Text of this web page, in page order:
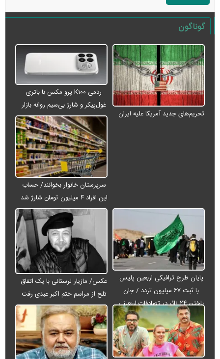
گوناگون
تحریم‌های جدید آمریکا علیه ایران
ردمی K۱۰۰ پرو مکس با باتری
غول‌پیکر و شارژ بی‌سیم روانه بازار
می‌شود
سرپرستان خانوار بخوانند/ حساب
این افراد ۴ میلیون تومان شارژ شد
پایان طرح ترافیکی اربعین پلیس
با ثبت ۶۷ میلیون تردد / جان
باختن ۲۴ زائر در تصادفات اربعینی
عکس/ مازیار لرستانی با یک اتفاق
تلخ از مراسم ختم اکبر عبدی رفت